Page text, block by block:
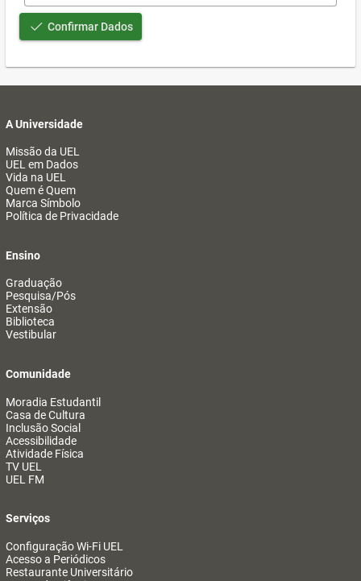
Confirmar Dados
A Universidade
Missão da UEL
UEL em Dados
Vida na UEL
Quem é Quem
Marca Símbolo
Política de Privacidade
Ensino
Graduação
Pesquisa/Pós
Extensão
Biblioteca
Vestibular
Comunidade
Moradia Estudantil
Casa de Cultura
Inclusão Social
Acessibilidade
Atividade Física
TV UEL
UEL FM
Serviços
Configuração Wi-Fi UEL
Acesso a Periódicos
Restaurante Universitário